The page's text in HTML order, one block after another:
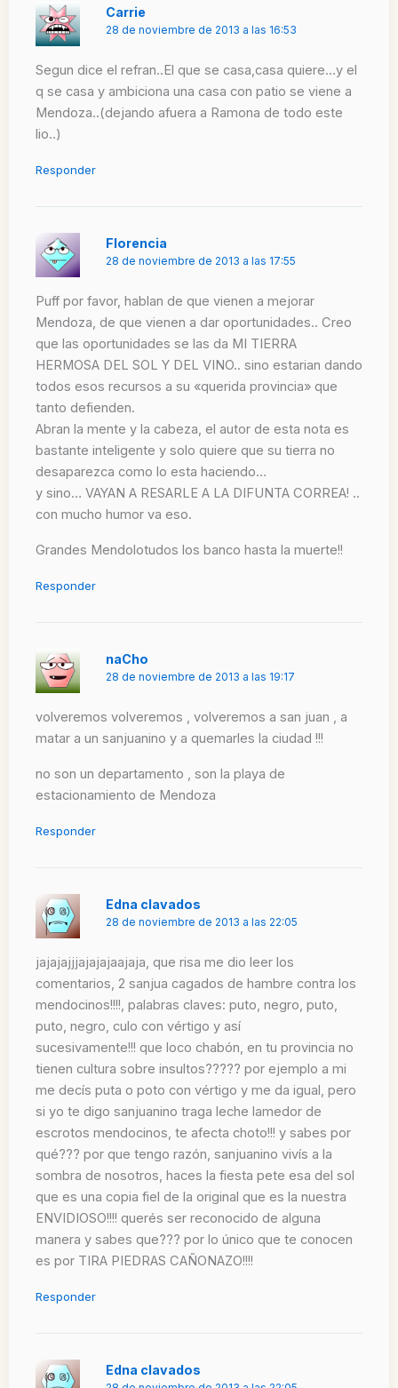
Carrie
28 de noviembre de 2013 a las 16:53
Segun dice el refran..El que se casa,casa quiere…y el
q se casa y ambiciona una casa con patio se viene a
Mendoza..(dejando afuera a Ramona de todo este
lio..)
Responder
Florencia
28 de noviembre de 2013 a las 17:55
Puff por favor, hablan de que vienen a mejorar
Mendoza, de que vienen a dar oportunidades.. Creo
que las oportunidades se las da MI TIERRA
HERMOSA DEL SOL Y DEL VINO.. sino estarian dando
todos esos recursos a su «querida provincia» que
tanto defienden.
Abran la mente y la cabeza, el autor de esta nota es
bastante inteligente y solo quiere que su tierra no
desaparezca como lo esta haciendo…
y sino… VAYAN A RESARLE A LA DIFUNTA CORREA! ..
con mucho humor va eso.
Grandes Mendolotudos los banco hasta la muerte!!
Responder
naCho
28 de noviembre de 2013 a las 19:17
volveremos volveremos , volveremos a san juan , a
matar a un sanjuanino y a quemarles la ciudad !!!
no son un departamento , son la playa de
estacionamiento de Mendoza
Responder
Edna clavados
28 de noviembre de 2013 a las 22:05
jajajajjjajajajaajaja, que risa me dio leer los
comentarios, 2 sanjua cagados de hambre contra los
mendocinos!!!!, palabras claves: puto, negro, puto,
puto, negro, culo con vértigo y así
sucesivamente!!! que loco chabón, en tu provincia no
tienen cultura sobre insultos????? por ejemplo a mi
me decís puta o poto con vértigo y me da igual, pero
si yo te digo sanjuanino traga leche lamedor de
escrotos mendocinos, te afecta choto!!! y sabes por
qué??? por que tengo razón, sanjuanino vivís a la
sombra de nosotros, haces la fiesta pete esa del sol
que es una copia fiel de la original que es la nuestra
ENVIDIOSO!!!! querés ser reconocido de alguna
manera y sabes que??? por lo único que te conocen
es por TIRA PIEDRAS CAÑONAZO!!!!
Responder
Edna clavados